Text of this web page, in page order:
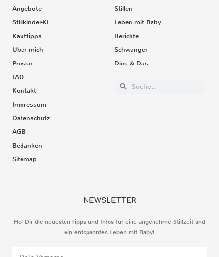
Angebote
Stillkinder-KI
Kauftipps
Über mich
Presse
FAQ
Kontakt
Impressum
Datenschutz
AGB
Bedanken
Sitemap
Stillen
Leben mit Baby
Berichte
Schwanger
Dies & Das
NEWSLETTER
Hol Dir die neuesten Tipps und Infos für eine angenehme Stillzeit und
ein entspanntes Leben mit Baby!